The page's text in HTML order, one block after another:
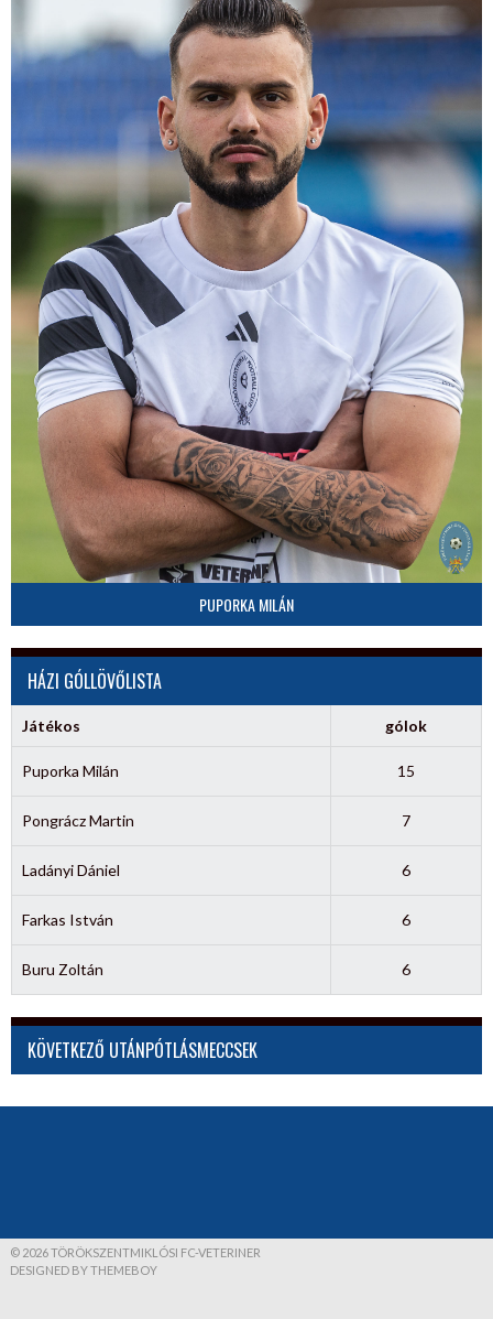
PUPORKA MILÁN
HÁZI GÓLLÖVŐLISTA
Játékos gólok
Puporka Milán 15
Pongrácz Martin 7
Ladányi Dániel 6
Farkas István 6
Buru Zoltán 6
KÖVETKEZŐ UTÁNPÓTLÁSMECCSEK
© 2026 TÖRÖKSZENTMIKLÓSI FC-VETERINER
DESIGNED BY THEMEBOY